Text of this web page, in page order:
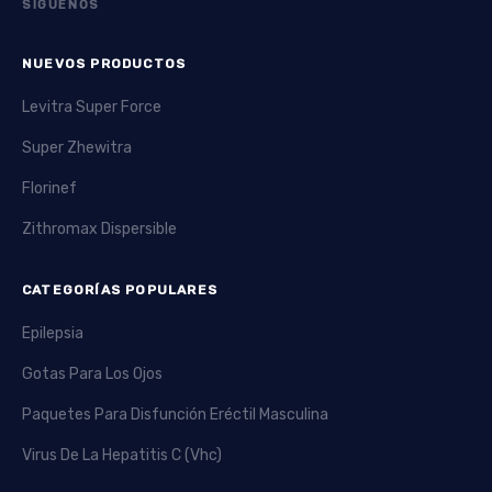
usados en combinación para tratar la hepatitis C. Son
por sus efectos secundarios. La combinación con otros
viral.
Epivir y Epivir HBV contienen lamivudina. Son antivirales
para hepatitis B y VIH. Ayudan a suprimir la replicación
pero deben usarse bajo supervisión médica para evitar
varicela zóster. Ofrece una dosis más cómoda al día y es
severidad de los brotes virales.
Molnupiravir es un antiviral reciente usado contra el
COVID-19. Inhibe la replicación del virus SARS-CoV-2 y
SÍGUENOS
NUEVOS PRODUCTOS
Levitra Super Force
Super Zhewitra
Florinef
Zithromax Dispersible
CATEGORÍAS POPULARES
Epilepsia
Gotas Para Los Ojos
Paquetes Para Disfunción Eréctil Masculina
Virus De La Hepatitis C (Vhc)